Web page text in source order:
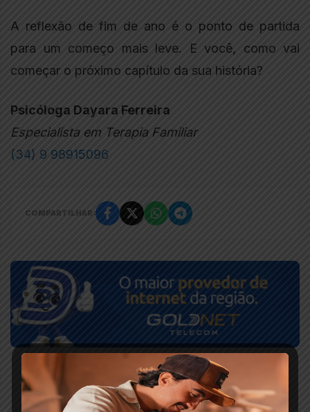
A reflexão de fim de ano é o ponto de partida
para um começo mais leve. E você, como vai
começar o próximo capítulo da sua história?
Psicóloga Dayara Ferreira
Especialista em Terapia Familiar
(34) 9 98915096
COMPARTILHAR: